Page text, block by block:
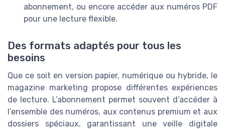
abonnement, ou encore accéder aux numéros PDF
pour une lecture flexible.
Des formats adaptés pour tous les
besoins
Que ce soit en version papier, numérique ou hybride, le
magazine marketing propose différentes expériences
de lecture. L’abonnement permet souvent d’accéder à
l’ensemble des numéros, aux contenus premium et aux
dossiers spéciaux, garantissant une veille digitale